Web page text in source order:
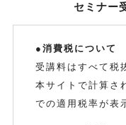
セミナー
●消費税について
受講料はすべて税
本サイトで計算さ
での適用税率が表